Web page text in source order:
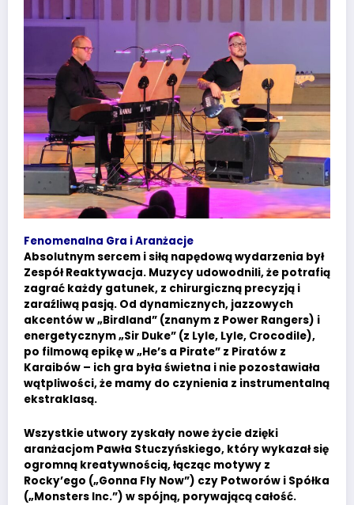
Fenomenalna Gra i Aranżacje
Absolutnym sercem i siłą napędową wydarzenia był
Zespół Reaktywacja. Muzycy udowodnili, że potrafią
zagrać każdy gatunek, z chirurgiczną precyzją i
zaraźliwą pasją. Od dynamicznych, jazzowych
akcentów w „Birdland” (znanym z Power Rangers) i
energetycznym „Sir Duke” (z Lyle, Lyle, Crocodile),
po filmową epikę w „He’s a Pirate” z Piratów z
Karaibów – ich gra była świetna i nie pozostawiała
wątpliwości, że mamy do czynienia z instrumentalną
ekstraklasą.
Wszystkie utwory zyskały nowe życie dzięki
aranżacjom Pawła Stuczyńskiego, który wykazał się
ogromną kreatywnością, łącząc motywy z
Rocky’ego („Gonna Fly Now”) czy Potworów i Spółka
(„Monsters Inc.”) w spójną, porywającą całość.